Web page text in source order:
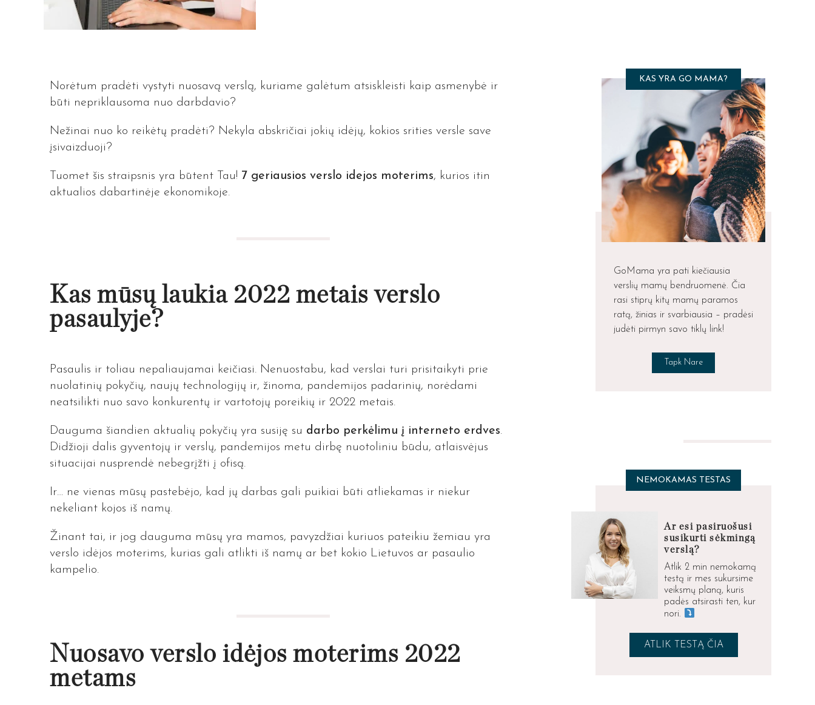
Norėtum pradėti vystyti nuosavą verslą, kuriame galėtum atsiskleisti kaip asmenybė ir
būti nepriklausoma nuo darbdavio?
Nežinai nuo ko reikėtų pradėti? Nekyla abskričiai jokių idėjų, kokios srities versle save
įsivaizduoji?
Tuomet šis straipsnis yra būtent Tau! 7 geriausios verslo idejos moterims, kurios itin
aktualios dabartinėje ekonomikoje.
Kas mūsų laukia 2022 metais verslo
pasaulyje?
Pasaulis ir toliau nepaliaujamai keičiasi. Nenuostabu, kad verslai turi prisitaikyti prie
nuolatinių pokyčių, naujų technologijų ir, žinoma, pandemijos padarinių, norėdami
neatsilikti nuo savo konkurentų ir vartotojų poreikių ir 2022 metais.
Dauguma šiandien aktualių pokyčių yra susiję su darbo perkėlimu į interneto erdves.
Didžioji dalis gyventojų ir verslų, pandemijos metu dirbę nuotoliniu būdu, atlaisvėjus
situacijai nusprendė nebegrįžti į ofisą.
Ir… ne vienas mūsų pastebėjo, kad jų darbas gali puikiai būti atliekamas ir niekur
nekeliant kojos iš namų.
Žinant tai, ir jog dauguma mūsų yra mamos, pavyzdžiai kuriuos pateikiu žemiau yra
verslo idėjos moterims, kurias gali atlikti iš namų ar bet kokio Lietuvos ar pasaulio
kampelio.
Nuosavo verslo idėjos moterims 2022
metams
KAS YRA GO MAMA?
GoMama yra pati kiečiausia
verslių mamų bendruomenė. Čia
rasi stiprų kitų mamų paramos
ratą, žinias ir svarbiausia – pradėsi
judėti pirmyn savo tiklų link!
Tapk Nare
NEMOKAMAS TESTAS
Ar esi pasiruošusi
susikurti sėkmingą
verslą?
Atlik 2 min nemokamą
testą ir mes sukursime
veiksmų planą, kuris
padės atsirasti ten, kur
nori.
ATLIK TESTĄ ČIA